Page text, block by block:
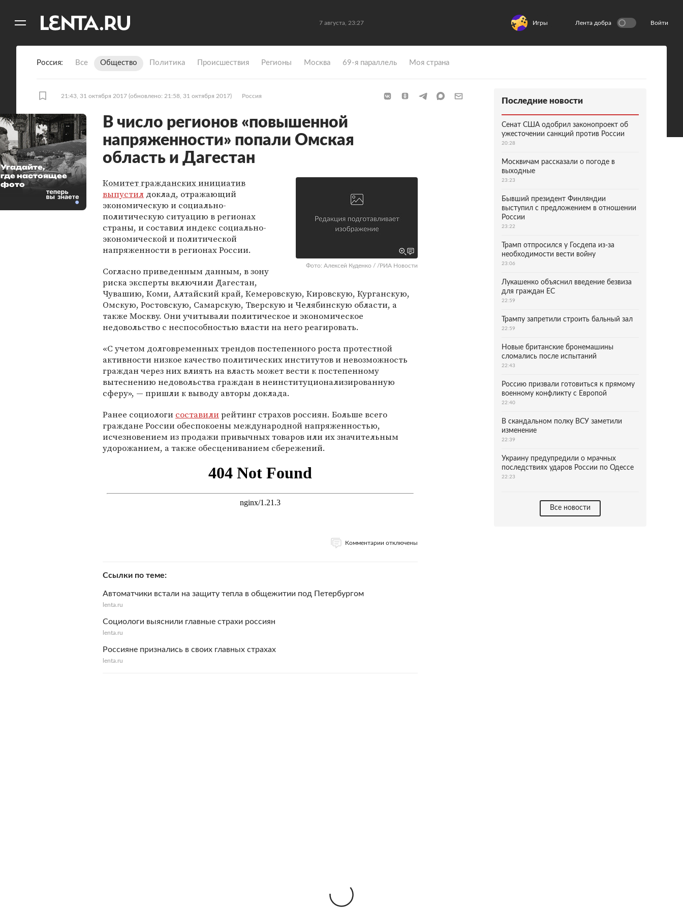
7 августа, 23:27 Игры Лента добра Войти
Россия Все Общество Политика Происшествия Регионы Москва 69-я параллель Моя страна
21:43, 31 октября 2017 (обновлено: 21:58, 31 октября 2017) Россия
В число регионов «повышенной
напряженности» попали Омская
область и Дагестан
Фото: Алексей Куденко / /РИА Новости
Комитет гражданских инициатив
выпустил доклад, отражающий
экономическую и социально-
политическую ситуацию в регионах
страны, и составил индекс социально-
экономической и политической
напряженности в регионах России.
Согласно приведенным данным, в зону
риска эксперты включили Дагестан,
Чувашию, Коми, Алтайский край, Кемеровскую, Кировскую, Курганскую,
Омскую, Ростовскую, Самарскую, Тверскую и Челябинскую области, а
также Москву. Они учитывали политическое и экономическое
недовольство с неспособностью власти на него реагировать.
«С учетом долговременных трендов постепенного роста протестной
активности низкое качество политических институтов и невозможность
граждан через них влиять на власть может вести к постепенному
вытеснению недовольства граждан в неинституционализированную
сферу», — пришли к выводу авторы доклада. ​
Ранее социологи составилирейтинг страхов россиян. Больше всего
граждане России обеспокоены международной напряженностью,
исчезновением из продажи привычных товаров или их значительным
удорожанием, а также обесцениванием сбережений.
Комментарии отключены
Ссылки по теме
Автоматчики встали на защиту тепла в общежитии под Петербургом
lenta.ru
Социологи выяснили главные страхи россиян
lenta.ru
Россияне признались в своих главных страхах
lenta.ru
Угадайте,
где настоящее
фото
Последние новости
Сенат США одобрил законопроект об
ужесточении санкций против России
20:28
Москвичам рассказали о погоде в
выходные
23:23
Бывший президент Финляндии
выступил с предложением в отношении
России
23:22
Трамп отпросился у Госдепа из-за
необходимости вести войну
23:06
Лукашенко объяснил введение безвиза
для граждан ЕС
22:59
Трампу запретили строить бальный зал
22:59
Новые британские бронемашины
сломались после испытаний
22:43
Россию призвали готовиться к прямому
военному конфликту с Европой
22:40
В скандальном полку ВСУ заметили
изменение
22:39
Украину предупредили о мрачных
последствиях ударов России по Одессе
22:23
Все новости